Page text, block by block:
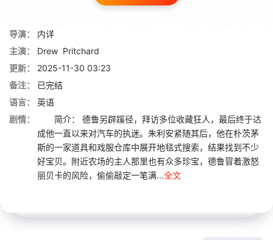
导演：
内详
主演：
Drew Pritchard
更新：
2025-11-30 03:23
备注：
已完结
语言：
英语
剧情：
简介： 德鲁另辟蹊径，拜访多位收藏狂人，最后终于达
成他一直以来对汽车的执迷。朱利安紧随其后，他在朴茨茅
斯的一家道具和戏服仓库中展开地毯式搜索，结果找到不少
好宝贝。附近农场的主人那里也有众多珍宝，德鲁冒着激怒
丽贝卡的风险，偷偷敲定一笔满...全文